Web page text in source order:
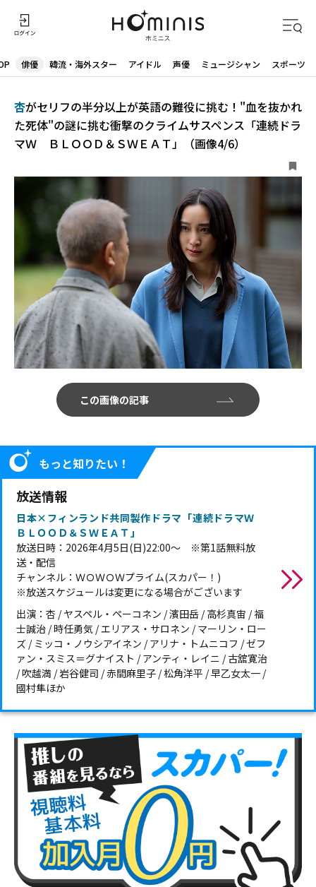
俳優 韓流・海外スター アイドル 声優 ミュージシャン スポーツ
杏がセリフの半分以上が英語の難役に挑む！"血を抜かれ
た死体"の謎に挑む衝撃のクライムサスペンス「連続ドラ
マＷ ＢＬＯＯＤ＆ＳＷＥＡＴ」（画像4/6）
この画像の記事
もっと知りたい！
放送情報
日本×フィンランド共同製作ドラマ「連続ドラマＷ
ＢＬＯＯＤ＆ＳＷＥＡＴ」
放送日時：2026年4月5日(日)22:00～ ※第1話無料放
送・配信
チャンネル：ＷＯＷＯＷプライム(スカパー！)
※放送スケジュールは変更になる場合がございます
出演：杏 / ヤスペル・ペーコネン / 濱田岳 / 高杉真宙 / 福
士誠治 / 時任勇気 / エリアス・サロネン / マーリン・ロー
ズ / ミッコ・ノウシアイネン / アリナ・トムニコフ / ゼフ
ァン・スミス＝グナイスト / アンティ・レイニ / 古舘寛治
/ 吹越満 / 岩谷健司 / 赤間麻里子 / 松角洋平 / 早乙女太一 /
國村隼ほか